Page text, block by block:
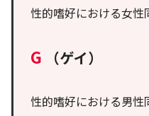
性的嗜好における女性
G （ゲイ）
性的嗜好における男性